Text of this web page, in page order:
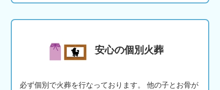
安心の個別火葬
必ず個別で火葬を行なっております。 他の子とお骨が